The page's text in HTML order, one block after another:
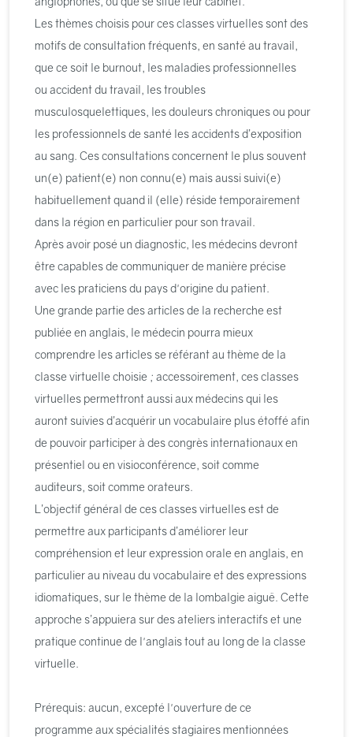
Les thèmes choisis pour ces classes virtuelles sont des
motifs de consultation fréquents, en santé au travail,
que ce soit le burnout, les maladies professionnelles
ou accident du travail, les troubles
musculosquelettiques, les douleurs chroniques ou pour
les professionnels de santé les accidents d’exposition
au sang. Ces consultations concernent le plus souvent
un(e) patient(e) non connu(e) mais aussi suivi(e)
habituellement quand il (elle) réside temporairement
dans la région en particulier pour son travail.
Après avoir posé un diagnostic, les médecins devront
être capables de communiquer de manière précise
avec les praticiens du pays d'origine du patient.
Une grande partie des articles de la recherche est
publiée en anglais, le médecin pourra mieux
comprendre les articles se référant au thème de la
classe virtuelle choisie ; accessoirement, ces classes
virtuelles permettront aussi aux médecins qui les
auront suivies d’acquérir un vocabulaire plus étoffé afin
de pouvoir participer à des congrès internationaux en
présentiel ou en visioconférence, soit comme
auditeurs, soit comme orateurs.
L’objectif général de ces classes virtuelles est de
permettre aux participants d’améliorer leur
compréhension et leur expression orale en anglais, en
particulier au niveau du vocabulaire et des expressions
idiomatiques, sur le thème de la lombalgie aiguë. Cette
approche s’appuiera sur des ateliers interactifs et une
pratique continue de l'anglais tout au long de la classe
virtuelle.
Prérequis: aucun, excepté l'ouverture de ce
programme aux spécialités stagiaires mentionnées